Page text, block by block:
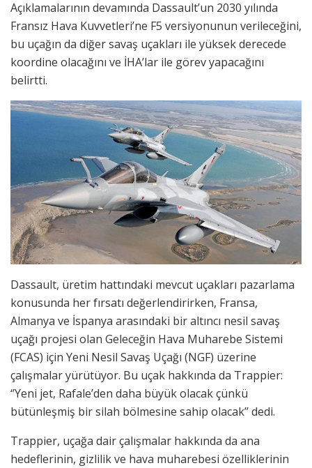
Açıklamalarının devamında Dassault’un 2030 yılında
Fransız Hava Kuvvetleri’ne F5 versiyonunun verileceğini,
bu uçağın da diğer savaş uçakları ile yüksek derecede
koordine olacağını ve İHA’lar ile görev yapacağını
belirtti.
Dassault, üretim hattındaki mevcut uçakları pazarlama
konusunda her fırsatı değerlendirirken, Fransa,
Almanya ve İspanya arasındaki bir altıncı nesil savaş
uçağı projesi olan Geleceğin Hava Muharebe Sistemi
(FCAS) için Yeni Nesil Savaş Uçağı (NGF) üzerine
çalışmalar yürütüyor. Bu uçak hakkında da Trappier:
‘’Yeni jet, Rafale’den daha büyük olacak çünkü
bütünleşmiş bir silah bölmesine sahip olacak’’ dedi.
Trappier, uçağa dair çalışmalar hakkında da ana
hedeflerinin, gizlilik ve hava muharebesi özelliklerinin